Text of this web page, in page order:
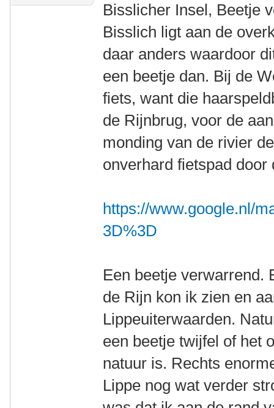
Bisslicher Insel, Beetje
Bisslich ligt aan de
daar anders waardoor
een beetje dan. Bij de
fiets, want die
de Rijnbrug, voor de
monding van de rivier
onverhard fietspad
https://www.google.nl/
3D%3D
Een beetje verwarrend.
de Rijn kon ik zien en
Lippeuiterwaarden.
een beetje twijfel of het
natuur is. Rechts
Lippe nog wat verder